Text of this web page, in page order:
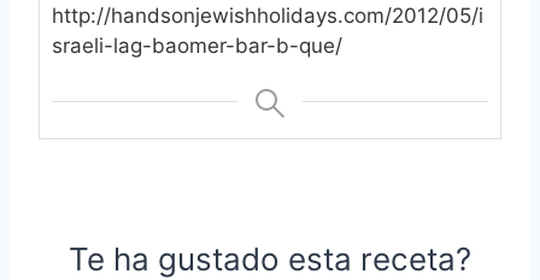
http://handsonjewishholidays.com/2012/05/i
sraeli-lag-baomer-bar-b-que/
Te ha gustado esta receta?